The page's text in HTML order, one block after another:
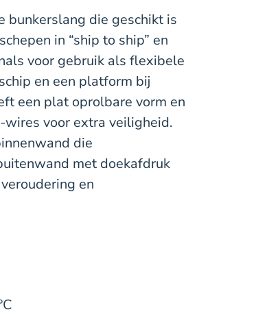
bunkerslang die geschikt is
in “ship to ship” en
voor gebruik als flexibele
en een platform bij
een plat oprolbare vorm en
wires voor extra veiligheid.
die
met doekafdruk
en